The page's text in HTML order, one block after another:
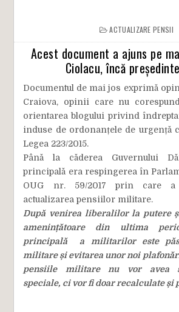
ACTUALIZARE PENSII
Acest document a ajuns pe
Ciolacu, încă
Documentul de mai jos exprimă
Craiova, opinii care nu
orientarea blogului privind
induse de ordonanțele de urgență
Legea 223/2015.
Până la căderea Guvernului
principală era respingerea în
OUG nr. 59/2017 prin care a
actualizarea pensiilor militare.
După venirea liberalilor la putere
amenințătoare din ultima
principală a militarilor este
militare și evitarea unor noi
pensiile militare nu vor avea
speciale, ci vor fi doar recalculate și